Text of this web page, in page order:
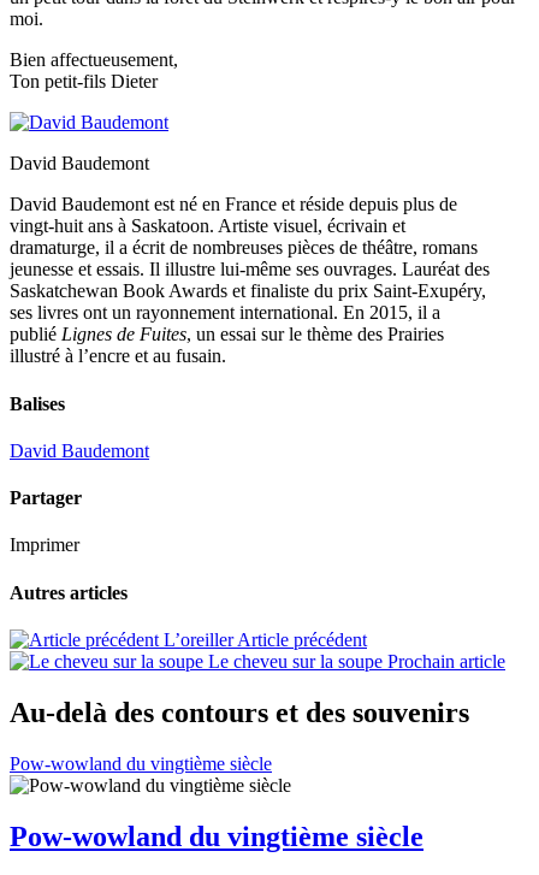
moi.
Bien affectueusement,
Ton petit-fils Dieter
David Baudemont
David Baudemont est né en France et réside depuis plus de
vingt-huit ans à Saskatoon. Artiste visuel, écrivain et
dramaturge, il a écrit de nombreuses pièces de théâtre, romans
jeunesse et essais. Il illustre lui-même ses ouvrages. Lauréat des
Saskatchewan Book Awards et finaliste du prix Saint-Exupéry,
ses livres ont un rayonnement international. En 2015, il a
publié Lignes de Fuites, un essai sur le thème des Prairies
illustré à l’encre et au fusain.
Balises
David Baudemont
Partager
Imprimer
Autres articles
L’oreillerArticle précédent
Le cheveu sur la soupe Prochain article
Au-delà des contours et des souvenirs
Pow-wowland du vingtième siècle
Pow-wowland du vingtième siècle